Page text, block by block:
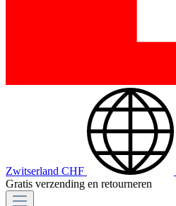
Zwitserland CHF
Gratis verzending en retourneren